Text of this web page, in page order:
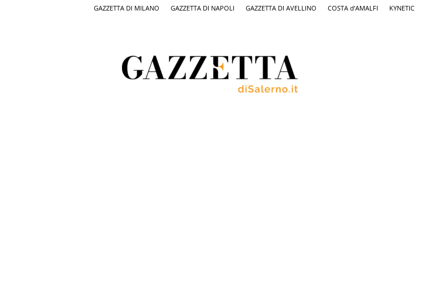
GAZZETTA DI MILANO GAZZETTA DI NAPOLI GAZZETTA DI AVELLINO COSTA d’AMALFI KYNETIC
Salerno,
il
quotidiano